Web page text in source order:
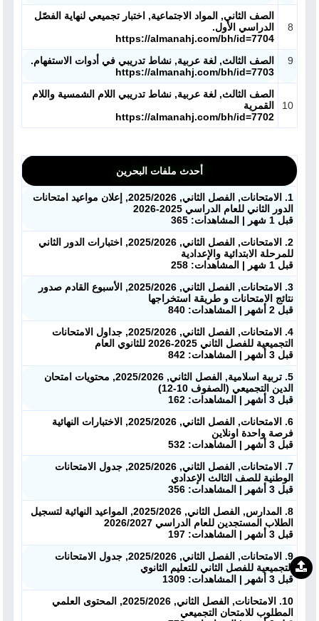
8
الصف الثاني, المواد الاجتماعية, اختبار تجميعي لنهاية الفصّل
الدراسي الأول.
https://almanahj.com/bh/id=7704
9
الصف الثالث, لغة عربية, نشاط تدريبي في أدوات الاستفهام.
https://almanahj.com/bh/id=7703
10
الصف الثالث, لغة عربية, نشاط تدريبي اللام الشمسية واللام
القمرية
https://almanahj.com/bh/id=7702
أحدث ملفات البحرين
1. الامتحانات, الفصل الثاني, 2025/2026, إعلان مواعيد امتحانات
الدور الثاني للعام الدراسي 2025-2026
قبل 1 شهر | المشاهدات: 365
2. الامتحانات, الفصل الثاني, 2025/2026, اختبارات الدور الثاني
للمرحلة الابتدائية والإعدادية
قبل 1 شهر | المشاهدات: 258
3. الامتحانات, الفصل الثاني, 2025/2026, الأسبوع القادم صدور
نتائج الامتحانات و طريقة استخراجها
قبل 2 أشهر | المشاهدات: 840
4. الامتحانات, الفصل الثاني, 2025/2026, جداول الامتحانات
التجميعية للفصل الثاني 2025-2026 للثانوي العام
قبل 3 أشهر | المشاهدات: 842
5. تربية اسلامية, الفصل الثاني, 2025/2026, محتويات امتحان
الدين التجميعي (الصفوف 10-12)
قبل 3 أشهر | المشاهدات: 162
6. الامتحانات, الفصل الثاني, 2025/2026, الاختبارات النهائية
فرصة واحدة اونلاين
قبل 3 أشهر | المشاهدات: 532
7. الامتحانات, الفصل الثاني, 2025/2026, جدول الامتحانات
الوطنية للصف الثالث الإعدادي
قبل 3 أشهر | المشاهدات: 356
8. المدارس, الفصل الثاني, 2025/2026, المواعيد النهائية لتسجيل
الطلاب المستجدين للعام الدراسي 2026/2027
قبل 3 أشهر | المشاهدات: 197
9. الامتحانات, الفصل الثاني, 2025/2026, جدول الامتحانات
التجميعية للفصل الثاني للتعليم الثانوي
قبل 3 أشهر | المشاهدات: 1309
10. الامتحانات, الفصل الثاني, 2025/2026, المحتوى العلمي
المطلوب للامتحان التجميعي